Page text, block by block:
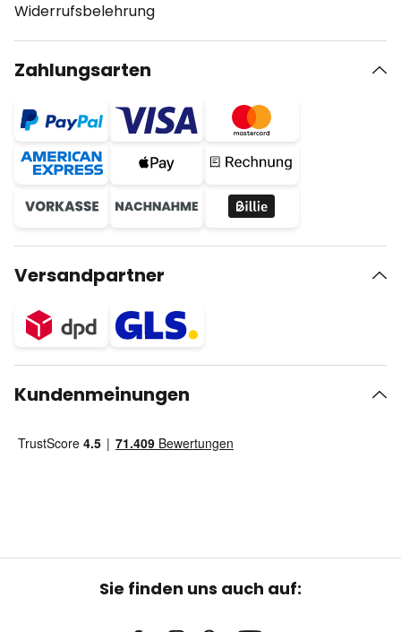
Widerrufsbelehrung
Zahlungsarten
Versandpartner
Kundenmeinungen
Sie finden uns auch auf: